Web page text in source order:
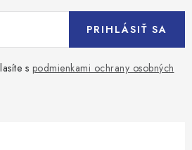
s podmienkami ochrany osobných
PRIHLÁSIŤ SA